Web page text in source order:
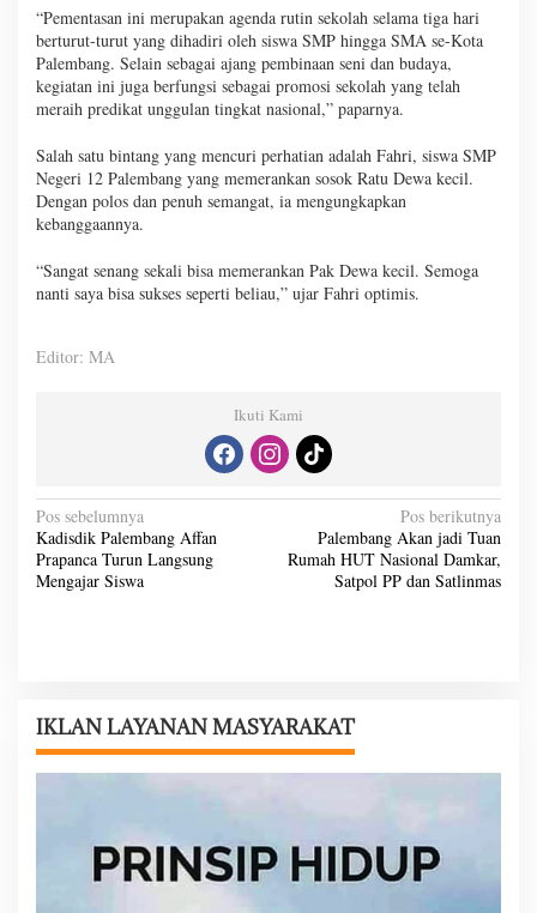
“Pementasan ini merupakan agenda rutin sekolah selama tiga hari
berturut-turut yang dihadiri oleh siswa SMP hingga SMA se-Kota
Palembang. Selain sebagai ajang pembinaan seni dan budaya,
kegiatan ini juga berfungsi sebagai promosi sekolah yang telah
meraih predikat unggulan tingkat nasional,” paparnya.
Salah satu bintang yang mencuri perhatian adalah Fahri, siswa SMP
Negeri 12 Palembang yang memerankan sosok Ratu Dewa kecil.
Dengan polos dan penuh semangat, ia mengungkapkan
kebanggaannya.
“Sangat senang sekali bisa memerankan Pak Dewa kecil. Semoga
nanti saya bisa sukses seperti beliau,” ujar Fahri optimis.
Editor: MA
Ikuti Kami
N
a
v
s
i
Pos sebelumnya
Kadisdik Palembang Affan
Prapanca Turun Langsung
Mengajar Siswa
Pos berikutnya
Palembang Akan jadi Tuan
Rumah HUT Nasional Damkar,
Satpol PP dan Satlinmas
IKLAN LAYANAN MASYARAKAT